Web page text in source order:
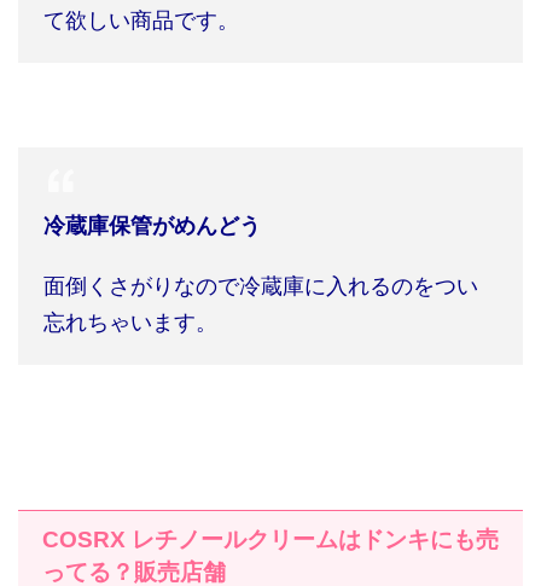
て欲しい商品です。
冷蔵庫保管がめんどう
面倒くさがりなので冷蔵庫に入れるのをつい
忘れちゃいます。
COSRX レチノールクリームはドンキにも売
ってる？販売店舗